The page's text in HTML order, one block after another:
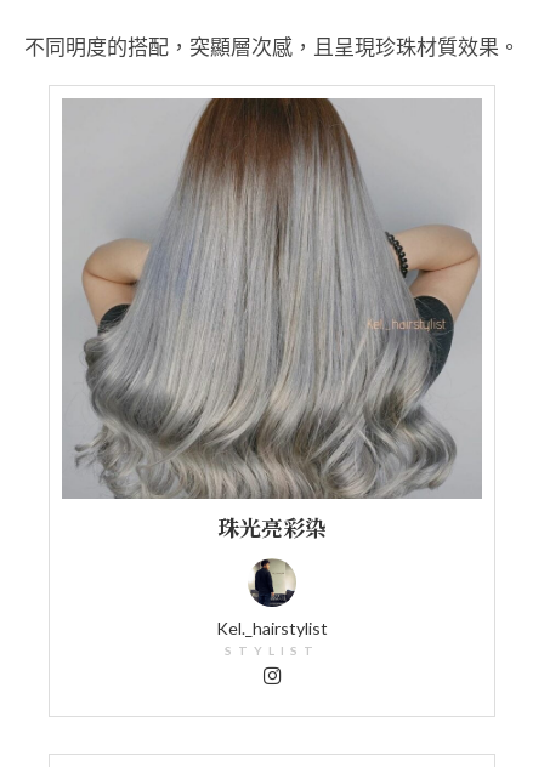
不同明度的搭配，突顯層次感，且呈現珍珠材質效果。
珠光亮彩染
Kel._hairstylist
STYLIST